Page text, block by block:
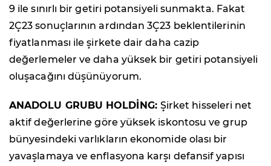
9 ile sınırlı bir getiri potansiyeli sunmakta. Fakat
2Ç23 sonuçlarının ardından 3Ç23 beklentilerinin
fiyatlanması ile şirkete dair daha cazip
değerlemeler ve daha yüksek bir getiri potansiyeli
oluşacağını düşünüyorum.
ANADOLU GRUBU HOLDİNG: Şirket hisseleri net
aktif değerlerine göre yüksek iskontosu ve grup
bünyesindeki varlıkların ekonomide olası bir
yavaşlamaya ve enflasyona karşı defansif yapısı